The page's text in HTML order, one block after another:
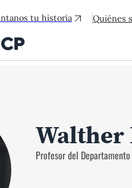
tu historia Quiénes
Walther
Profesor del